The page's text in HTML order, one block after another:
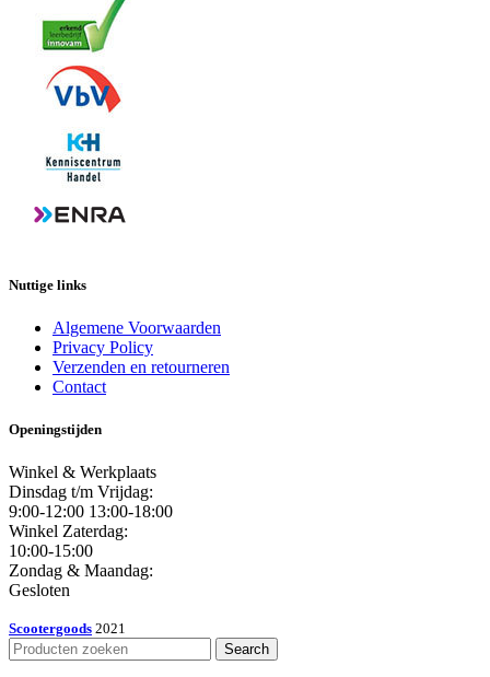
Nuttige links
Algemene Voorwaarden
Privacy Policy
Verzenden en retourneren
Contact
Openingstijden
Winkel & Werkplaats
Dinsdag t/m Vrijdag:
9:00-12:00 13:00-18:00
Winkel Zaterdag:
10:00-15:00
Zondag & Maandag:
Gesloten
Scootergoods 2021
Search